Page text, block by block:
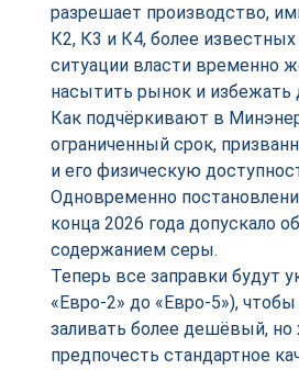
разрешает производство,
К2, К3 и К4, более
ситуации власти временно
насытить рынок и избежать
Как подчёркивают в
ограниченный срок,
и его физическую
Одновременно
конца 2026 года допускало
содержанием серы.
Теперь все заправки будут
«Евро-2» до «Евро-5»),
заливать более дешёвый,
предпочесть стандартное